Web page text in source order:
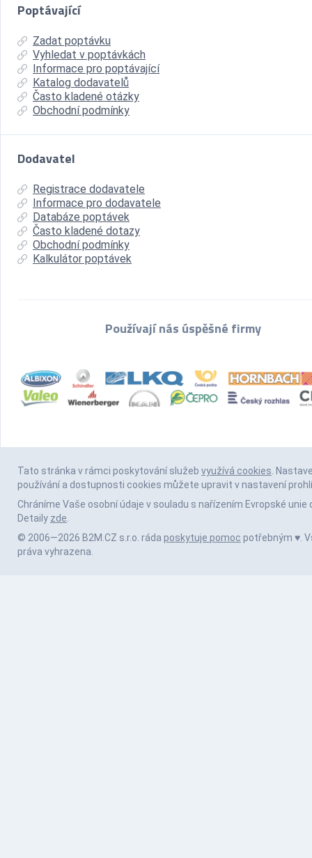
Poptávající
Zadat poptávku
Vyhledat v poptávkách
Informace pro poptávající
Katalog dodavatelů
Často kladené otázky
Obchodní podmínky
Dodavatel
Registrace dodavatele
Informace pro dodavatele
Databáze poptávek
Často kladené dotazy
Obchodní podmínky
Kalkulátor poptávek
Používají nás úspěšné firmy
Tato stránka v rámci poskytování služeb využívá cookies.
používání a dostupnosti cookies můžete upravit v nastavení
Chráníme Vaše osobní údaje v souladu s nařízením Evropské unie
Detaily zde.
© 2006—2026 B2M.CZ s.r.o. ráda poskytuje pomoc potřebným ♥️.
práva vyhrazena.